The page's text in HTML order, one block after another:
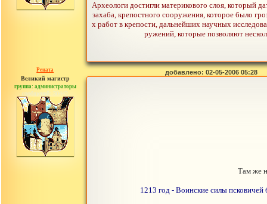
Археологи достигли материкового слоя, который
захаба, крепостного сооружения, которое было
х работ в крепости, дальнейших научных
ружений, которые позволяют
Рената
Великий магистр
группа: администраторы
сообщений: 30442
добавлено: 02-05-2006 05:28
Там же
1213 год - Воинские силы